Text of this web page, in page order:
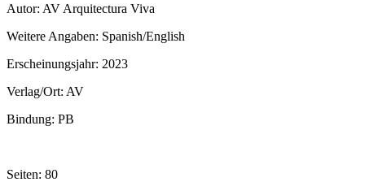
Autor: AV Arquitectura Viva
Weitere Angaben: Spanish/English
Erscheinungsjahr: 2023
Verlag/Ort: AV
Bindung: PB
Seiten: 80